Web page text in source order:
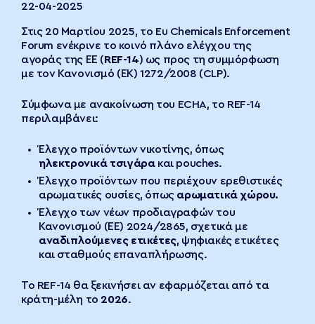
22-04-2025
Στις 20 Μαρτίου 2025, το Eu Chemicals Enforcement
Forum ενέκρινε το κοινό πλάνο ελέγχου της
αγοράς της ΕΕ (REF-14) ως προς τη συμμόρφωση
με τον Κανονισμό (ΕΚ) 1272/2008 (CLP).
Σύμφωνα με ανακοίνωση του ECHA, το REF-14
περιλαμβάνει:
Έλεγχο προϊόντων νικοτίνης, όπως
ηλεκτρονικά τσιγάρακαι pouches.
Έλεγχο προϊόντων που περιέχουν ερεθιστικές
αρωματικές ουσίες, όπως αρωματικά χώρου.
Έλεγχο των νέων προδιαγραφών του
Κανονισμού (ΕΕ) 2024/2865, σχετικά με
αναδιπλούμενες ετικέτες, ψηφιακές ετικέτες
και σταθμούς επαναπλήρωσης.
Το REF-14 θα ξεκινήσει αν εφαρμόζεται από τα
κράτη-μέλη το 2026.